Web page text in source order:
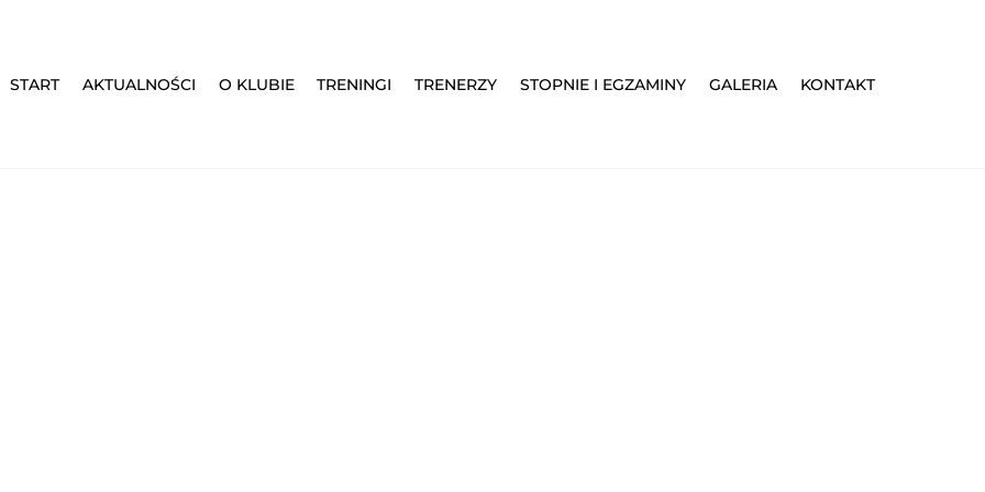
START AKTUALNOŚCI O KLUBIE TRENINGI TRENERZY STOPNIE I EGZAMINY GALERIA KONTAKT